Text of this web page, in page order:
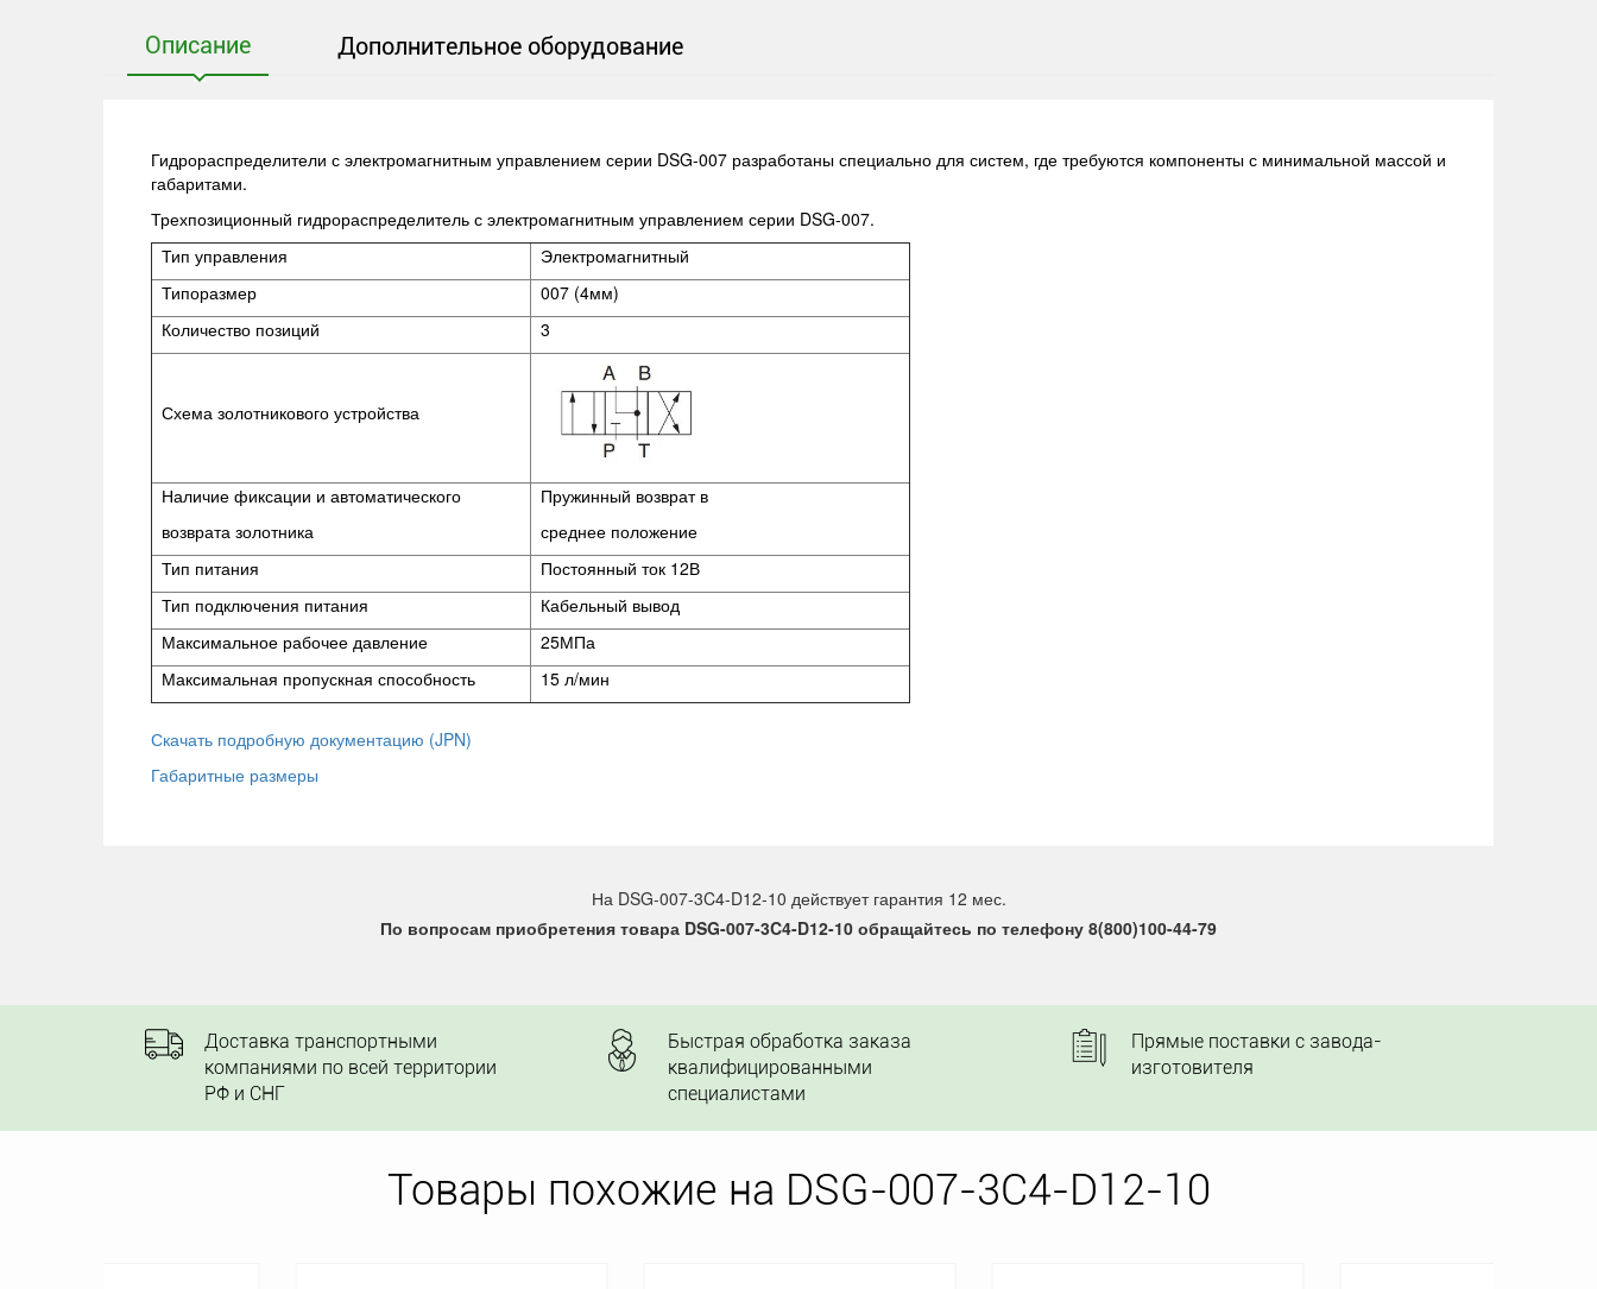
Описание Дополнительное оборудование
Гидрораспределители с электромагнитным управлением серии DSG-007 разработаны специально для систем, где требуются компоненты с минимальной массой и
габаритами.
Трехпозиционный гидрораспределитель с электромагнитным управлением серии DSG-007.
Тип управления
Электромагнитный
Типоразмер
007 (4мм)
Количество позиций
3
Схема золотникового устройства
Наличие фиксации и автоматического
возврата золотника
Пружинный возврат в
среднее положение
Тип питания
Постоянный ток 12В
Тип подключения питания
Кабельный вывод
Максимальное рабочее давление
25МПа
Максимальная пропускная способность
15 л/мин
Скачать подробную документацию (JPN)
Габаритные размеры
На DSG-007-3C4-D12-10 действует гарантия 12 мес.
По вопросам приобретения товара DSG-007-3C4-D12-10 обращайтесь по телефону 8(800)100-44-79
Доставка транспортными
компаниями по всей территории
РФ и СНГ
Быстрая обработка заказа
квалифицированными
специалистами
Прямые поставки с завода-
изготовителя
Товары похожие на DSG-007-3C4-D12-10